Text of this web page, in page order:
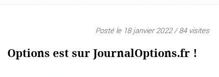
Posté le 18 janvier 2022 / 84 visites
Options est sur JournalOptions.fr !